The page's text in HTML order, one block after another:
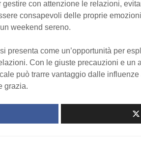
gestire con attenzione le relazioni,
consapevoli delle proprie
weekend sereno.
presenta come un’opportunità per
Con le giuste precauzioni e un
può trarre vantaggio dalle
grazia.